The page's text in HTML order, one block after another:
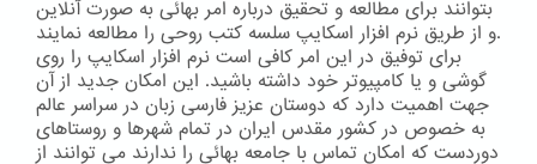
بتوانند برای مطالعه و تحقیق درباره امر بهائی به صورت آنلاین
و از طریق نرم افزار اسکایپ سلسه کتب روحی را مطالعه نمایند.
برای توفیق در این امر کافی است نرم افزار اسکایپ را روی
گوشی و یا کامپیوتر خود داشته باشید. این امکان جدید از آن
جهت اهمیت دارد که دوستان عزیز فارسی زبان در سراسر عالم
به خصوص در کشور مقدس ایران در تمام شهرها و روستاهای
دوردست که امکان تماس با جامعه بهائی را ندارند می توانند از